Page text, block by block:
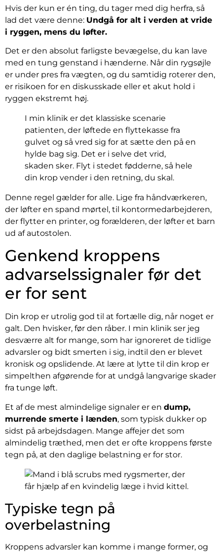
Hvis der kun er én ting, du tager med dig herfra, så
lad det være denne: Undgå for alt i verden at vride
i ryggen, mens du løfter.
Det er den absolut farligste bevægelse, du kan lave
med en tung genstand i hænderne. Når din rygsøjle
er under pres fra vægten, og du samtidig roterer den,
er risikoen for en diskusskade eller et akut hold i
ryggen ekstremt høj.
I min klinik er det klassiske scenarie
patienten, der løftede en flyttekasse fra
gulvet og så vred sig for at sætte den på en
hylde bag sig. Det er i selve det vrid,
skaden sker. Flyt i stedet fødderne, så hele
din krop vender i den retning, du skal.
Denne regel gælder for alle. Lige fra håndværkeren,
der løfter en spand mørtel, til kontormedarbejderen,
der flytter en printer, og forælderen, der løfter et barn
ud af autostolen.
Genkend kroppens
advarselssignaler før det
er for sent
Din krop er utrolig god til at fortælle dig, når noget er
galt. Den hvisker, før den råber. I min klinik ser jeg
desværre alt for mange, som har ignoreret de tidlige
advarsler og bidt smerten i sig, indtil den er blevet
kronisk og opslidende. At lære at lytte til din krop er
simpelthen afgørende for at undgå langvarige skader
fra tunge løft.
Et af de mest almindelige signaler er en dump,
murrende smerte i lænden, som typisk dukker op
sidst på arbejdsdagen. Mange affejer det som
almindelig træthed, men det er ofte kroppens første
tegn på, at den daglige belastning er for stor.
Typiske tegn på
overbelastning
Kroppens advarsler kan komme i mange former, og